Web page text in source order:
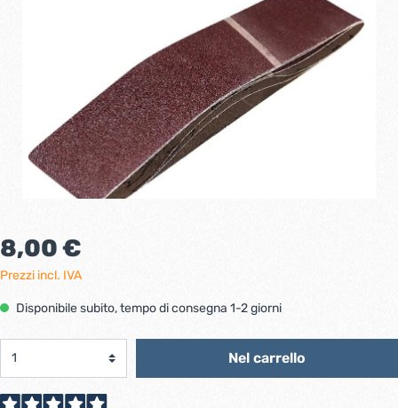
8,00 €
Prezzi incl. IVA
Disponibile subito, tempo di consegna 1-2 giorni
Nel carrello